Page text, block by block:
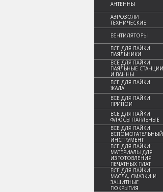
АНТЕННЫ
АЭРОЗОЛИ
ТЕХНИЧЕСКИЕ
ВЕНТИЛЯТОРЫ
ВСЕ ДЛЯ ПАЙКИ:
ПАЯЛЬНИКИ
ВСЕ ДЛЯ ПАЙКИ:
ПАЯЛЬНЫЕ СТАНЦИИ
И ВАННЫ
ВСЕ ДЛЯ ПАЙКИ:
ЖАЛА
ВСЕ ДЛЯ ПАЙКИ:
ПРИПОИ
ВСЕ ДЛЯ ПАЙКИ:
ФЛЮСЫ ПАЯЛЬНЫЕ
ВСЕ ДЛЯ ПАЙКИ:
ВСПОМОГАТЕЛЬНЫЙ
ИНСТРУМЕНТ
ВСЕ ДЛЯ ПАЙКИ:
МАТЕРИАЛЫ ДЛЯ
ИЗГОТОВЛЕНИЯ
ПЕЧАТНЫХ ПЛАТ
ВСЕ ДЛЯ ПАЙКИ:
МАСЛА, СМАЗКИ И
ЗАЩИТНЫЕ
ПОКРЫТИЯ